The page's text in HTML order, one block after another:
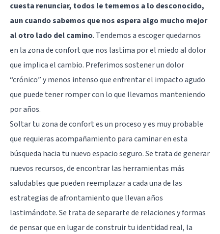
cuesta renunciar, todos le tememos a lo desconocido,
aun cuando sabemos que nos espera algo mucho mejor
al otro lado del camino. Tendemos a escoger quedarnos
en la zona de confort que nos lastima por el miedo al dolor
que implica el cambio. Preferimos sostener un dolor
“crónico” y menos intenso que enfrentar el impacto agudo
que puede tener romper con lo que llevamos manteniendo
por años.
Soltar tu zona de confort es un proceso y es muy probable
que requieras acompañamiento para caminar en esta
búsqueda hacia tu nuevo espacio seguro. Se trata de generar
nuevos recursos, de encontrar las herramientas más
saludables que pueden reemplazar a cada una de las
estrategias de afrontamiento que llevan años
lastimándote. Se trata de separarte de relaciones y formas
de pensar que en lugar de construir tu identidad real, la